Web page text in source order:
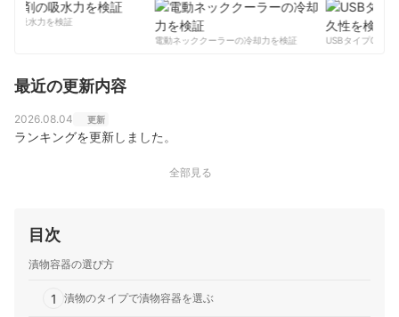
ストな商品を選んでもらうために、毎日コンテンツを制
コンテンツ制作チームのプロフィール
の吸水力を検証
電動ネッククーラーの冷却力を検証
USBタイプCケー
最近の更新内容
2026.08.04 更新
ランキングを更新しました。
全部見る
目次
漬物容器の選び方
1 漬物のタイプで漬物容器を選ぶ